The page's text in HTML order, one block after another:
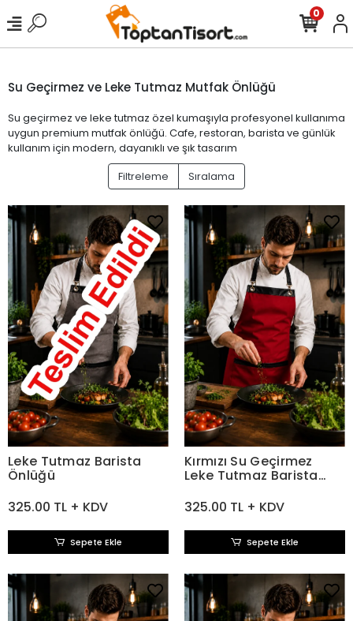
0
Su Geçirmez ve Leke Tutmaz Mutfak Önlüğü
Su geçirmez ve leke tutmaz özel kumaşıyla profesyonel kullanıma
uygun premium mutfak önlüğü. Cafe, restoran, barista ve günlük
kullanım için modern, dayanıklı ve şık tasarım
Filtreleme
Sıralama
Leke Tutmaz Barista
Önlüğü
325.00 TL + KDV
Sepete Ekle
Kırmızı Su Geçirmez
Leke Tutmaz Barista
325.00 TL + KDV
Sepete Ekle